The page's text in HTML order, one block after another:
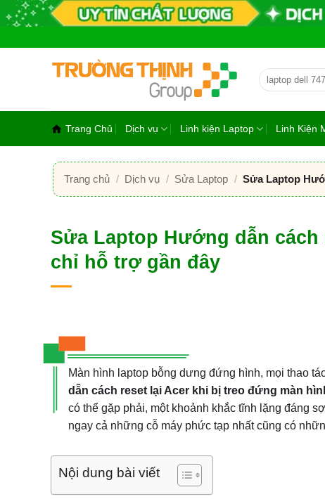
qua
Tìm
kiếm:
Trang Chủ Dịch vụ Linh kiện Laptop Linh Kiện
Trang chủ / Dịch vụ / Sửa Laptop / Sửa Laptop
Sửa Laptop Hướng dẫn
chỉ hỗ trợ gần đây
Màn hình laptop bỗng dưng đứng hình, mọi thao
dẫn cách reset lại Acer khi bị treo đứng màn
có thể gặp phải, một khoảnh khắc tĩnh lặng đáng
ngay cả những cỗ máy phức tạp nhất cũng có
Nội dung bài viết